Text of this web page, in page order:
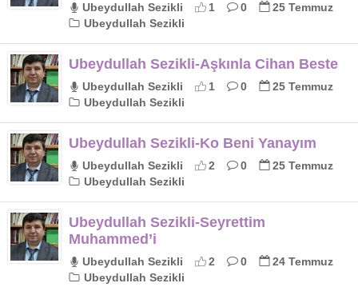
Ubeydullah Sezikli 1 0
25 Temmuz
Ubeydullah Sezikli
Ubeydullah Sezikli-Aşkınla Cihan Beste
Ubeydullah Sezikli 1 0
25 Temmuz
Ubeydullah Sezikli
Ubeydullah Sezikli-Ko Beni Yanayım
Ubeydullah Sezikli 2 0
25 Temmuz
Ubeydullah Sezikli
Ubeydullah Sezikli-Seyrettim
Muhammed’i
Ubeydullah Sezikli 2 0
24 Temmuz
Ubeydullah Sezikli